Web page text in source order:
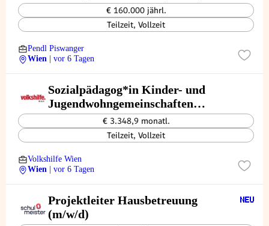
€ 160.000 jährl.
Teilzeit, Vollzeit
Pendl Piswanger
Wien
| vor 6 Tagen
Sozialpädagog*in Kinder- und
Jugendwohngemeinschaften
(m/w/d)
€ 3.348,9 monatl.
Teilzeit, Vollzeit
Volkshilfe Wien
Wien
| vor 6 Tagen
Projektleiter Hausbetreuung
(m/w/d)